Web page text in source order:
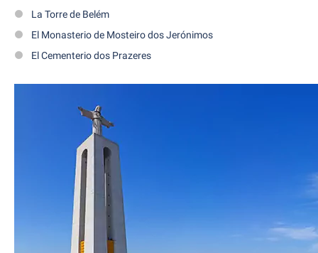
La Torre de Belém
El Monasterio de Mosteiro dos Jerónimos
El Cementerio dos Prazeres